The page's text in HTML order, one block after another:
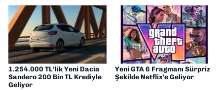
yorumlarımı paylaşıyorum. Takipte kalın!
🚀
1.254.000 TL’lik Yeni Dacia
Sandero 200 Bin TL Krediyle
Geliyor
Yeni GTA 6 Fragmanı Sürpriz
Şekilde Netflix'e Geliyor